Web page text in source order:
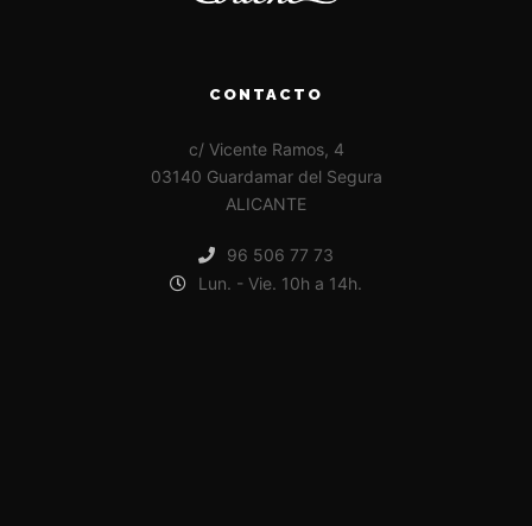
CONTACTO
c/ Vicente Ramos, 4
03140 Guardamar del Segura
ALICANTE
96 506 77 73
Lun. - Vie. 10h a 14h.